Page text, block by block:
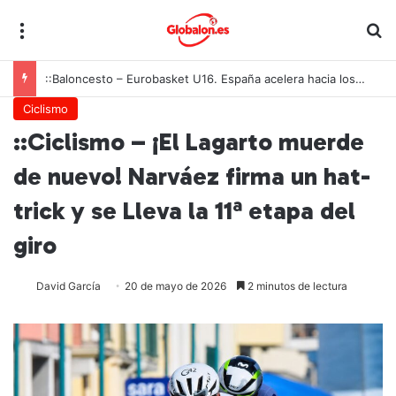
::Baloncesto – Eurobasket U16. España acelera hacia los octavos tras una exhibición colectiva ante Georgia
Ciclismo
::Ciclismo – ¡El Lagarto muerde
de nuevo! Narváez firma un hat-
trick y se Lleva la 11ª etapa del
giro
David García 20 de mayo de 2026 2 minutos de lectura